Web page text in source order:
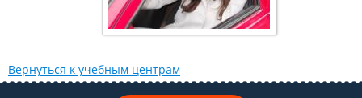
Вернуться к учебным центрам